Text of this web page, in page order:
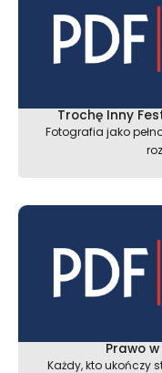
Trochę Inny
Fotografia jako
Prawo
Każdy, kto ukończy